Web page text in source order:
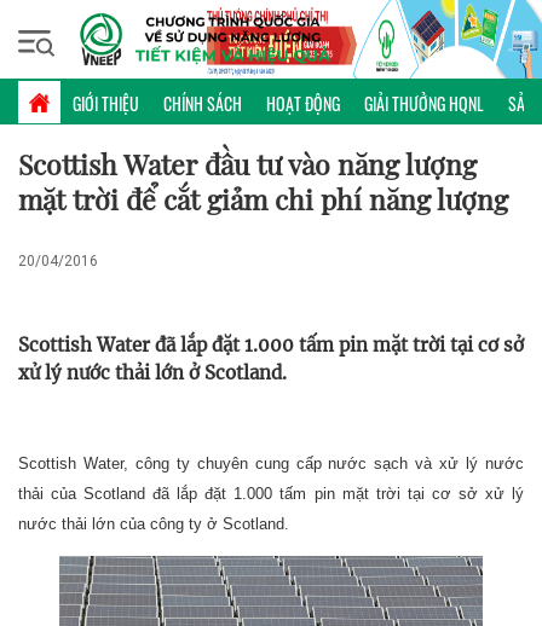
GIỚI THIỆU CHÍNH SÁCH HOẠT ĐỘNG GIẢI THƯỞNG HQNL SẢN
Thứ bảy, 08/08/2026 | 17:45 GMT+7
ĐIỂN HÌNH
Scottish Water đầu tư vào năng lượng
mặt trời để cắt giảm chi phí năng lượng
20/04/2016
Scottish Water đã lắp đặt 1.000 tấm pin mặt trời tại cơ sở
xử lý nước thải lớn ở Scotland.
Scottish Water, công ty chuyên cung cấp nước sạch và xử lý nước
thải của Scotland đã lắp đặt 1.000 tấm pin mặt trời tại cơ sở xử lý
nước thải lớn của công ty ở Scotland.